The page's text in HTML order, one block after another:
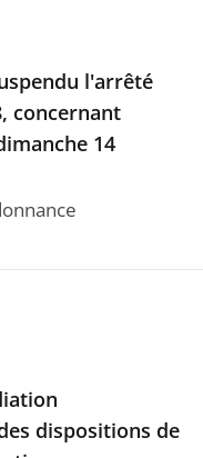
l'arrêté
concernant
14
dispositions de